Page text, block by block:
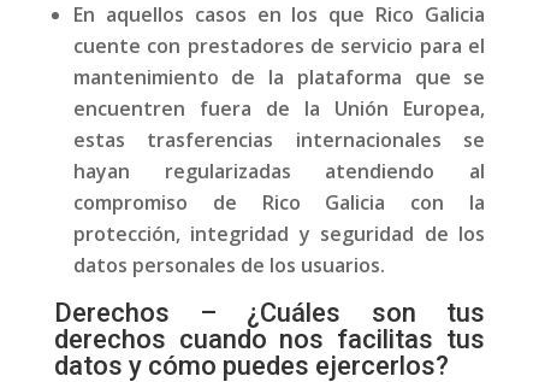
En aquellos casos en los que Rico Galicia
cuente con prestadores de servicio para el
mantenimiento de la plataforma que se
encuentren fuera de la Unión Europea,
estas trasferencias internacionales se
hayan regularizadas atendiendo al
compromiso de Rico Galicia con la
protección, integridad y seguridad de los
datos personales de los usuarios.
Derechos – ¿Cuáles son tus
derechos cuando nos facilitas tus
datos y cómo puedes ejercerlos?